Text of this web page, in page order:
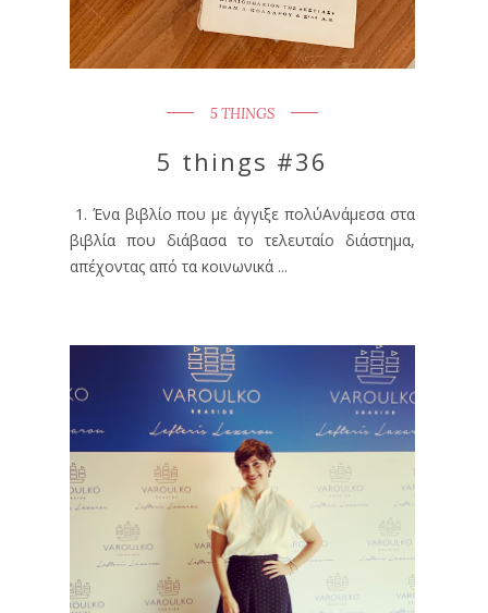
5 THINGS
5 things #36
1. Ένα βιβλίο που με άγγιξε πολύΑνάμεσα στα
βιβλία που διάβασα το τελευταίο διάστημα,
απέχοντας από τα κοινωνικά ...